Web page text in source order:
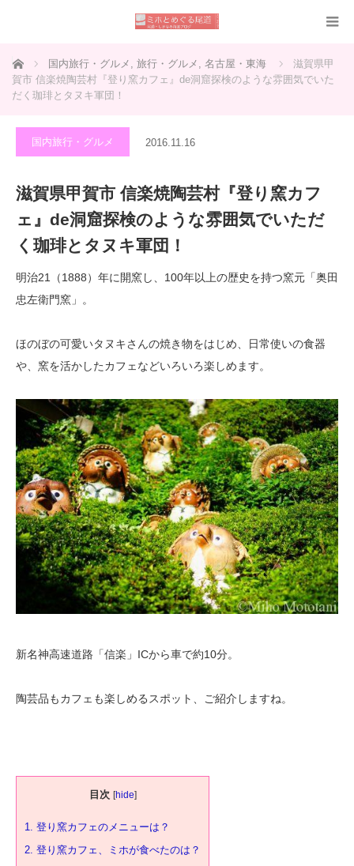
ホーム 国内旅行・グルメ , 旅行・グルメ , 名古屋・東海
滋賀県甲
賀市 信楽焼陶芸村『登り窯カフェ』de洞窟探検のような雰囲気でいた
だく珈琲とタヌキ軍団！
国内旅行・グルメ 2016.11.16
滋賀県甲賀市 信楽焼陶芸村『登り窯カフ
ェ』de洞窟探検のような雰囲気でいただ
く珈琲とタヌキ軍団！
明治21（1888）年に開窯し、100年以上の歴史を持つ窯元「奥田
忠左衛門窯」。
ほのぼの可愛いタヌキさんの焼き物をはじめ、日常使いの食器
や、窯を活かしたカフェなどいろいろ楽しめます。
新名神高速道路「信楽」ICから車で約10分。
陶芸品もカフェも楽しめるスポット、ご紹介しますね。
目次 [hide]
1. 登り窯カフェのメニューは？
2. 登り窯カフェ、ミホが食べたのは？